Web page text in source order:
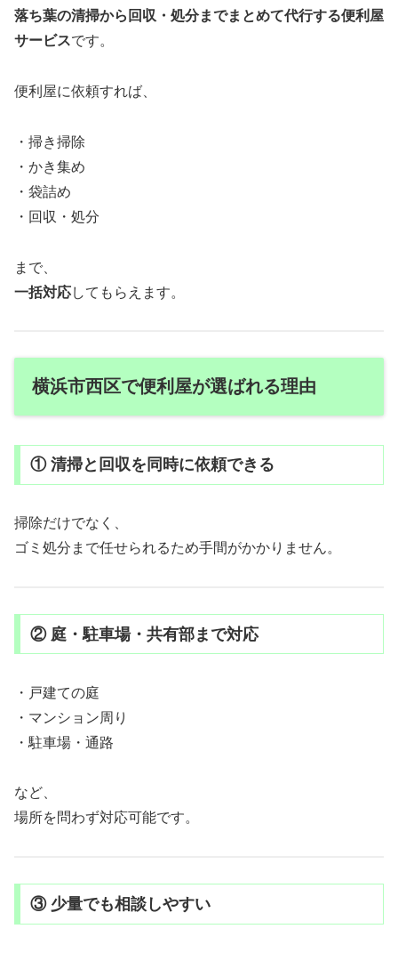
落ち葉の清掃から回収・処分までまとめて代行する便利屋
サービスです。
便利屋に依頼すれば、
・掃き掃除
・かき集め
・袋詰め
・回収・処分
まで、
一括対応してもらえます。
横浜市西区で便利屋が選ばれる理由
① 清掃と回収を同時に依頼できる
掃除だけでなく、
ゴミ処分まで任せられるため手間がかかりません。
② 庭・駐車場・共有部まで対応
・戸建ての庭
・マンション周り
・駐車場・通路
など、
場所を問わず対応可能です。
③ 少量でも相談しやすい